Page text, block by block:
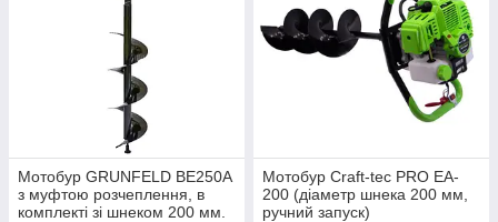
Мотобур GRUNFELD BE250A
з муфтою розчеплення, в
комплекті зі шнеком 200 мм.
Мотобур Craft-tec PRO EA-
200 (діаметр шнека 200 мм,
ручний запуск)